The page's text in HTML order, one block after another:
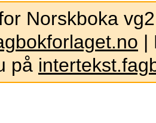
Norskboka
|
på